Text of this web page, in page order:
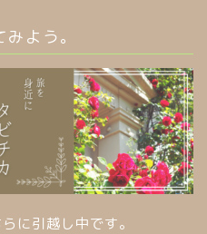
よう。
に引越し中です。